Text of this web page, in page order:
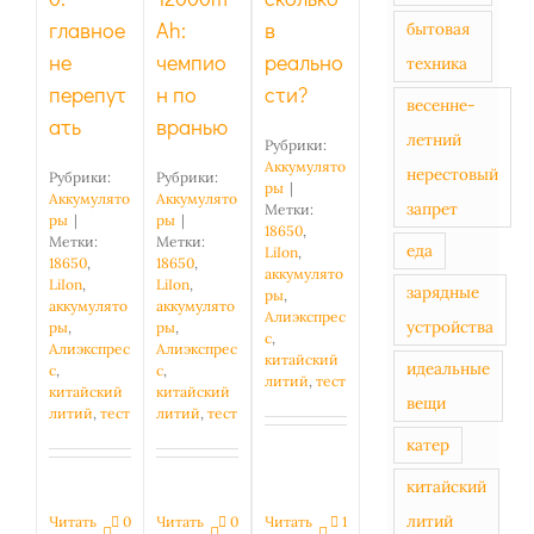
главное
не
перепут
ать
Рубрики:
Аккумулято
ры |
Метки:
18650,
LiIon,
аккумулято
ры,
Алиэкспрес
с,
китайский
литий, тест
Читать
0
Ah:
чемпио
н по
вранью
Рубрики:
Аккумулято
ры |
Метки:
18650,
LiIon,
аккумулято
ры,
Алиэкспрес
с,
китайский
литий, тест
Читать
0
в
реально
сти?
Рубрики:
Аккумулято
ры |
Метки:
18650,
LiIon,
аккумулято
ры,
Алиэкспрес
с,
китайский
литий, тест
Читать
1
бытовая
техника
весенне-
летний
нерестовый
запрет
еда
зарядные
устройства
идеальные
вещи
катер
китайский
литий